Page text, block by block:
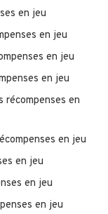
en jeu
en jeu
en jeu
en jeu
récompenses en
en jeu
en jeu
en jeu
en jeu